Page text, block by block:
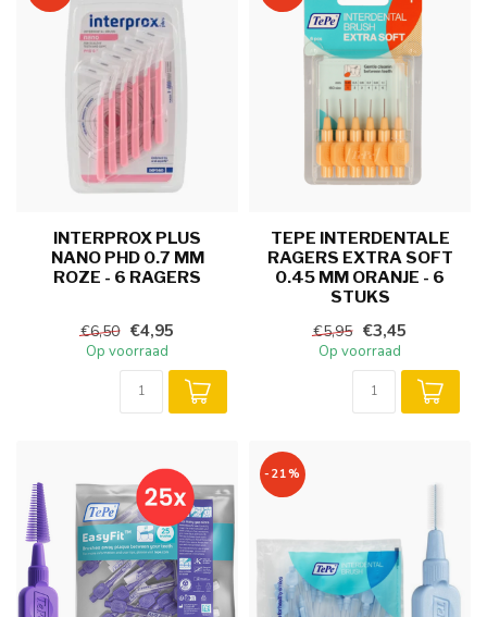
INTERPROX PLUS
NANO PHD 0.7 MM
ROZE - 6 RAGERS
€6,50 €4,95
Op voorraad
TEPE INTERDENTALE
RAGERS EXTRA SOFT
0.45 MM ORANJE - 6
STUKS
€5,95 €3,45
Op voorraad
-21%